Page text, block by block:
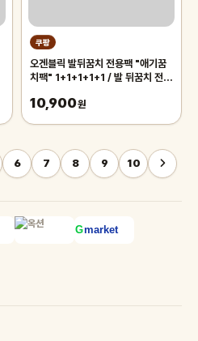
쿠팡
오겐블릭 발뒤꿈치 전용팩 "애기꿈
치팩" 1+1+1+1+1 / 발 뒤꿈치 전용
10,900원
6 7 8 9 10